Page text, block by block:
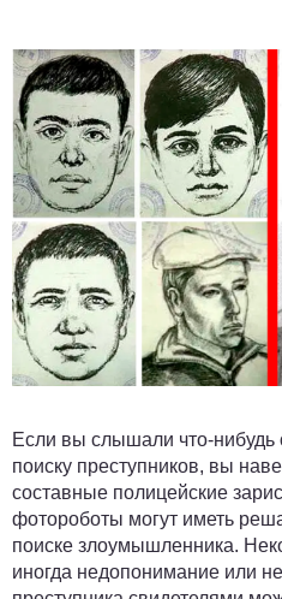
Если вы слышали что-нибудь
поиску преступников, вы
составные полицейские
фотороботы могут иметь
поиске злоумышленника.
иногда недопонимание или